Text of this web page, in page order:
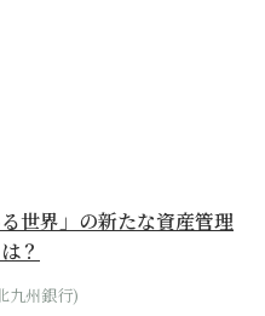
る世界」の新たな資産管理
？
九州銀行)